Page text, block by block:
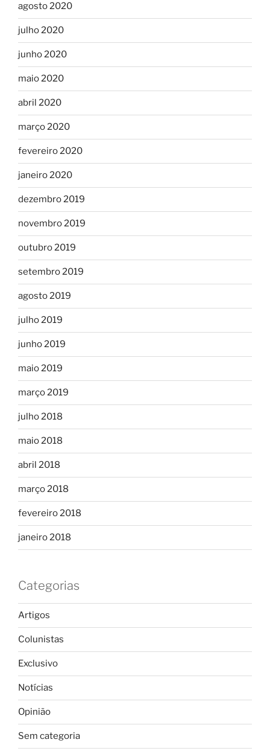
agosto 2020
julho 2020
junho 2020
maio 2020
abril 2020
março 2020
fevereiro 2020
janeiro 2020
dezembro 2019
novembro 2019
outubro 2019
setembro 2019
agosto 2019
julho 2019
junho 2019
maio 2019
março 2019
julho 2018
maio 2018
abril 2018
março 2018
fevereiro 2018
janeiro 2018
Categorias
Artigos
Colunistas
Exclusivo
Notícias
Opinião
Sem categoria